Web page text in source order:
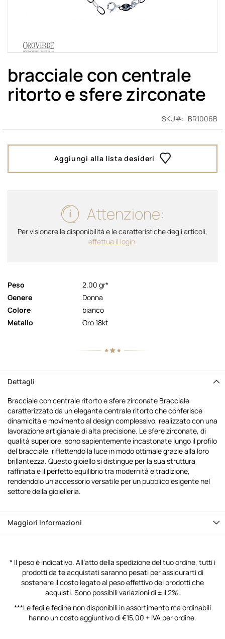
bracciale con centrale
ritorto e sfere zirconate
SKU BR1006B
Aggiungi alla lista desideri
Attenzione:
Per visionare le disponibilità e le caratteristiche degli articoli,
effettua il login.
Peso
2.00 gr*
Genere
Donna
Colore
bianco
Metallo
Oro 18kt
all'inizio
della
galleria
di
Dettagli
Bracciale con centrale ritorto e sfere zirconate Bracciale
caratterizzato da un elegante centrale ritorto che conferisce
dinamicità e movimento al design complessivo, realizzato con una
lavorazione artigianale di alta precisione. Le sfere zirconate, di
qualità superiore, sono sapientemente incastonate lungo il profilo
del bracciale, riflettendo la luce in modo ottimale grazie alla loro
brillantezza. Questo gioiello si distingue per la sua struttura
raffinata e il perfetto equilibrio tra modernità e tradizione,
rendendolo un accessorio versatile per un pubblico esigente nel
settore della gioielleria.
Maggiori Informazioni
* Il peso è indicativo. All’atto della spedizione del tuo ordine, tutti i
prodotti da te acquistati saranno pesati per assicurarti di
sostenere il costo legato al peso effettivo dei prodotti che
acquisti. Sono possibili variazioni di ± il 2%.
***Le fedi e fedine non disponibili in assortimento ma ordinabili
hanno un costo aggiuntivo di €15,00 + IVA per ordine.